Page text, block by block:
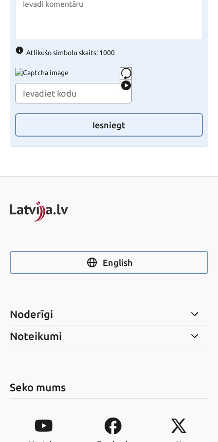
Atlikušo simbolu skaits: 1000
Iesniegt
English
Noderīgi
Noteikumi
Seko mums